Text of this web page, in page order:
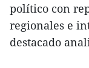
político con
regionales e
destacado